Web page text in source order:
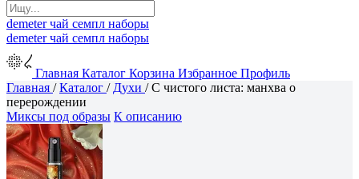
demeterчай семпл наборы
demeterчай семпл наборы
Главная Каталог Корзина Избранное Профиль
Главная /Каталог / Духи /С чистого листа: манхва о
перерождении
Миксы под образы К описанию